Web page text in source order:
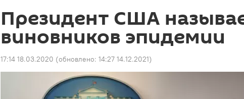
Президент США
виновников эпидемии
17:14 18.03.2020 (обновлено: 14:27 14.12.2021)